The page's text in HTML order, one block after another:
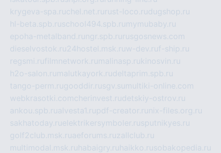
krygeva-spa.ruchel.net.ru rust-loco.rudugshop.ru
hl-beta.spb.ruschool494.spb.ru mymubaby.ru
epoha-metalband.ru ngr.spb.ru rusgosnews.com
dieselvostok.ru24hostel.msk.ruw-dev.ruf-ship.ru
regsmi.rufilmnetwork.ru malinasp.rukinosvin.ru
h2o-salon.ru malutkayork.rudeltaprim.spb.ru
tango-perm.rugooddir.rusgv.su multiki-online.com
webkrasotki.comcherinvest.rudetskiy-ostrov.ru
ankou.spb.rualvesta1.rupdf-creator.ru nix-files.org.ru
sakhatoday.ruelektrikersymboler.rusputnikyes.ru
golf2club.msk.ruaeforums.ruzallclub.ru
multimodal.msk.ru habaigry.ru haikko.rusobakopedia.ru